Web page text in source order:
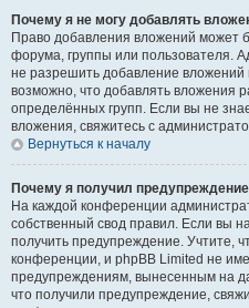
Почему я не могу добавлять
Право добавления вложений может
форума, группы или пользователя.
не разрешить добавление
возможно, что добавлять вложения
определённых групп. Если вы не
вложения, свяжитесь с
Вернуться к началу
Почему я получил
На каждой конференции
собственный свод правил. Если вы
получить предупреждение. Учтите,
конференции, и phpBB Limited не
предупреждениям, вынесенным на
что получили предупреждение,